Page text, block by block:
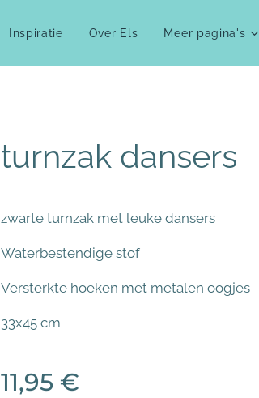
Inspiratie Over Els Meer pagina's
turnzak dansers
zwarte turnzak met leuke dansers
Waterbestendige stof
Versterkte hoeken met metalen oogjes
33x45 cm
11,95 €